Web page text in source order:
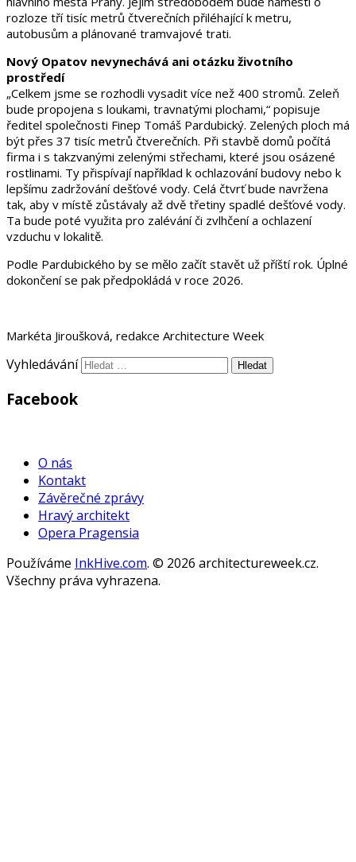
rozloze tří tisíc metrů čtverečních přiléhající k metru,
autobusům a plánované tramvajové trati.
Nový Opatov nevynechává ani otázku životního
prostředí
„Celkem jsme se rozhodli vysadit více než 400 stromů. Zeleň
bude propojena s loukami, travnatými plochami,“ popisuje
ředitel společnosti Finep Tomáš Pardubický. Zelených ploch má
být přes 37 tisíc metrů čtverečních. Při stavbě domů počítá
firma i s takzvanými zelenými střechami, které jsou osázené
rostlinami. Ty přispívají například k ochlazování budovy nebo k
lepšímu zadržování dešťové vody. Celá čtvrť bude navržena
tak, aby v místě zůstávaly až dvě třetiny spadlé dešťové vody.
Ta bude poté využita pro zalévání či zvlhčení a ochlazení
vzduchu v lokalitě.
Podle Pardubického by se mělo začít stavět už příští rok. Úplné
dokončení se pak předpokládá v roce 2026.
Markéta Jiroušková, redakce Architecture Week
Vyhledávání
Facebook
O nás
Kontakt
Závěrečné zprávy
Hravý architekt
Opera Pragensia
Používáme InkHive.com. © 2026 architectureweek.cz.
Všechny práva vyhrazena.